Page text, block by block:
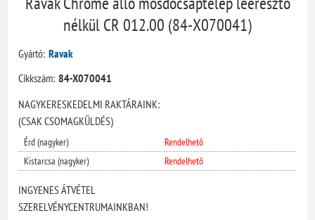
nélkül CR 012.00 (84-X070041)
Gyártó: Ravak
Cikkszám: 84-X070041
NAGYKERESKEDELMI RAKTÁRAINK:
(CSAK CSOMAGKÜLDÉS)
Érd (nagyker)
Rendelhető
Kistarcsa (nagyker)
Rendelhető
INGYENES ÁTVÉTEL
SZERELVÉNYCENTRUMAINKBAN!